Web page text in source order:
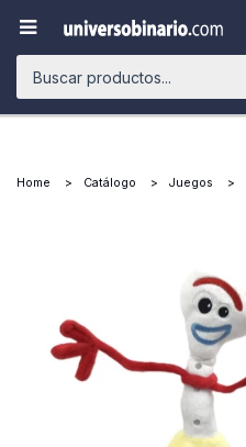

Home Catálogo Juegos